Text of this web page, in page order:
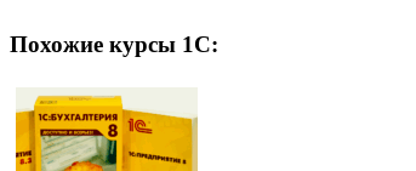
Похожие курсы 1С: